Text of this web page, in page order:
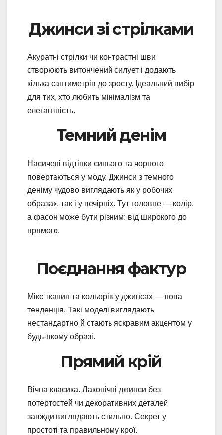
Джинси зі стрілками
Акуратні стрілки чи контрастні шви
створюють витончений силует і додають
кілька сантиметрів до зросту. Ідеальний вибір
для тих, хто любить мінімалізм та
елегантність.
Темний денім
Насичені відтінки синього та чорного
повертаються у моду. Джинси з темного
деніму чудово виглядають як у робочих
образах, так і у вечірніх. Тут головне — колір,
а фасон може бути різним: від широкого до
прямого.
Поєднання фактур
Мікс тканин та кольорів у джинсах — нова
тенденція. Такі моделі виглядають
нестандартно й стають яскравим акцентом у
будь-якому образі.
Прямий крій
Вічна класика. Лаконічні джинси без
потертостей чи декоративних деталей
завжди виглядають стильно. Секрет у
простоті та правильному крої.